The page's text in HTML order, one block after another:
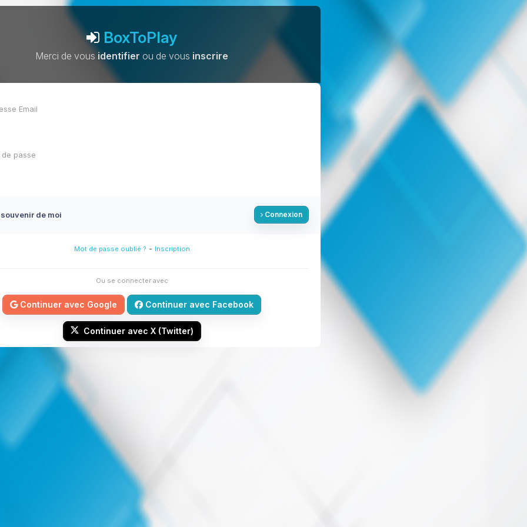
BoxToPlay
Merci de vousidentifier ou de vous inscrire
de moi Connexion
Mot de passe oublié ? - Inscription
Ou se connecter avec
Continuer avec Google Continuer avec Facebook
Continuer avec X (Twitter)